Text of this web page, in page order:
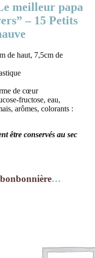
meilleur papa
– 15 Petits
de haut, 7,5cm de
de cœur
fructose, eau,
arômes, colorants :
être conservés au sec
bonbonnière…